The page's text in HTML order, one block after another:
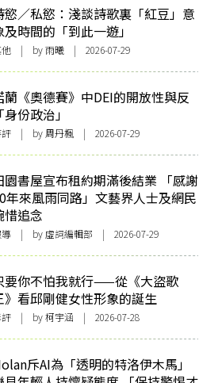
慾／私慾：淺談詩歌裏「紅豆」意
及時間的「到此一遊」
| by 雨曦 | 2026-07-29
蘭《奧德賽》中DEI的開放性與反
「身份政治」
| by 周丹楓 | 2026-07-29
園書屋宣布租約期滿後結業 「感謝
年來風雨同路」文藝界人士及網民
惜追念
| by 虛詞編輯部 | 2026-07-29
要你不怕我就行——從《大盜歌
》看邱剛健女性形象的誕生
| by 柯宇涵 | 2026-07-28
斥AI為「透明的特洛伊木馬」